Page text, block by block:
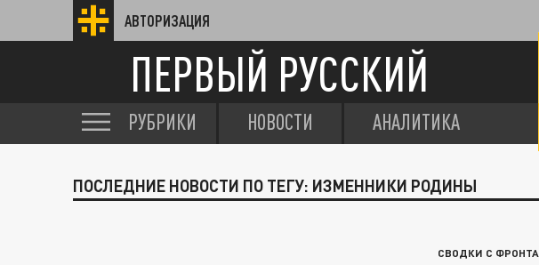
АВТОРИЗАЦИЯ
ПЕРВЫЙ РУССКИЙ
РУБРИКИ НОВОСТИ АНАЛИТИКА
ПОСЛЕДНИЕ НОВОСТИ ПО ТЕГУ: ИЗМЕННИКИ РОДИНЫ
СВОДКИ С ФРОНТА